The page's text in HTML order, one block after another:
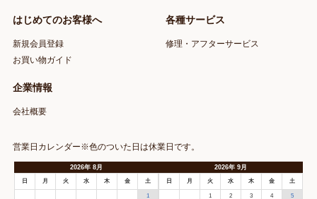
はじめてのお客様へ
新規会員登録
お買い物ガイド
各種サービス
修理・アフターサービス
企業情報
会社概要
営業日カレンダー※色のついた日は休業日です。
2026年 8月
日 月 火 水 木 金 土
1
2026年9月
日 月 火 水 木 金 土
1 2 3 4 5